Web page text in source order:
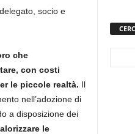
socio e
che
con costi
le piccole realtà. Il
nell’adozione di
a disposizione dei
le